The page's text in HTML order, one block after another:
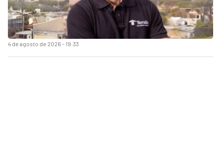
4 de agosto de 2026 - 19:33